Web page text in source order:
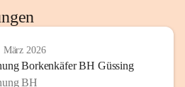
März 2026
Borkenkäfer BH Güssing
BH